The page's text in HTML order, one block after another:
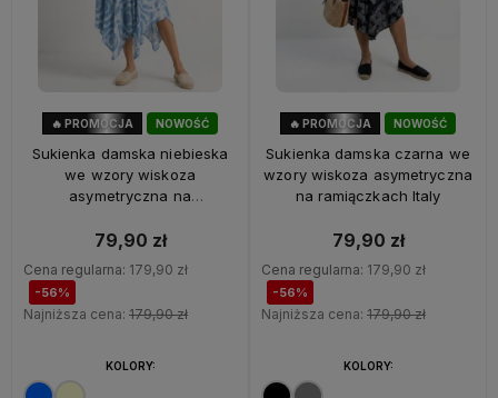
NOWOŚĆ
🔥 PROMOCJA
Sukienka damska niebieska
we wzory wiskoza
asymetryczna na
79,90 zł
Cena regularna: 179,90 zł
-56%
Najniższa cena: 179,90 zł
KOLORY:
NOWOŚĆ
🔥 PROMOCJA
Sukienka damska czarna we
wzory wiskoza asymetryczna
na ramiączkach Italy
79,90 zł
Cena regularna: 179,90 zł
-56%
Najniższa cena: 179,90 zł
KOLORY: